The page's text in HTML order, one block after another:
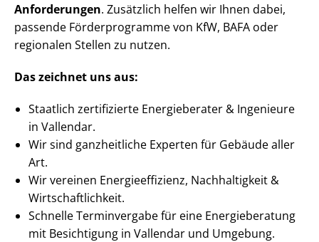
Anforderungen. Zusätzlich helfen wir Ihnen dabei,
passende Förderprogramme von KfW, BAFA oder
regionalen Stellen zu nutzen.
Das zeichnet uns aus:
Staatlich zertifizierte Energieberater & Ingenieure
in Vallendar.
Wir sind ganzheitliche Experten für Gebäude aller
Art.
Wir vereinen En­er­gie­ef­fi­zi­enz, Nachhaltigkeit &
Wirt­schaft­lich­keit.
Schnelle Terminvergabe für eine Energieberatung
mit Besichtigung in Vallendar und Umgebung.